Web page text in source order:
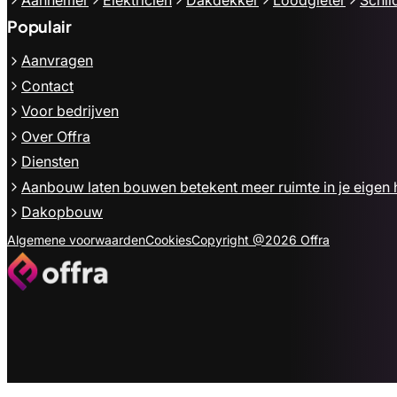
Populair
Aanvragen
Contact
Voor bedrijven
Over Offra
Diensten
Aanbouw laten bouwen betekent meer ruimte in je eigen
Dakopbouw
Algemene voorwaardenCookiesCopyright @2026 Offra